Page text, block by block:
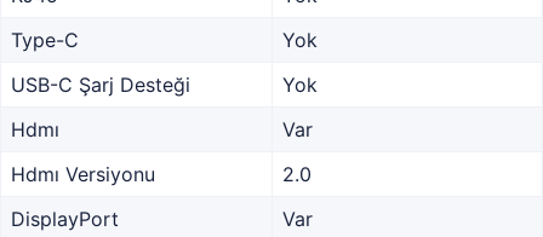
Type-C
Yok
USB-C Şarj Desteği
Yok
Hdmı
Var
Hdmı Versiyonu
2.0
DisplayPort
Var